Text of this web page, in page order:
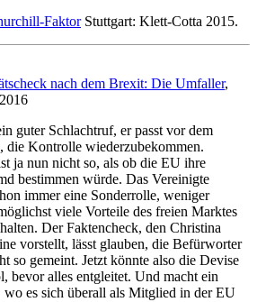
FaktorStuttgart: Klett-Cotta 2015.
nach dem Brexit: Die Umfaller,
guter Schlachtruf, er passt vor dem
die Kontrolle wiederzubekommen.
ja nun nicht so, als ob die EU ihre
bestimmen würde. Das Vereinigte
immer eine Sonderrolle, weniger
viele Vorteile des freien Marktes
Der Faktencheck, den Christina
vorstellt, lässt glauben, die Befürworter
so gemeint. Jetzt könnte also die Devise
bevor alles entgleitet. Und macht ein
wo es sich überall als Mitglied in der EU